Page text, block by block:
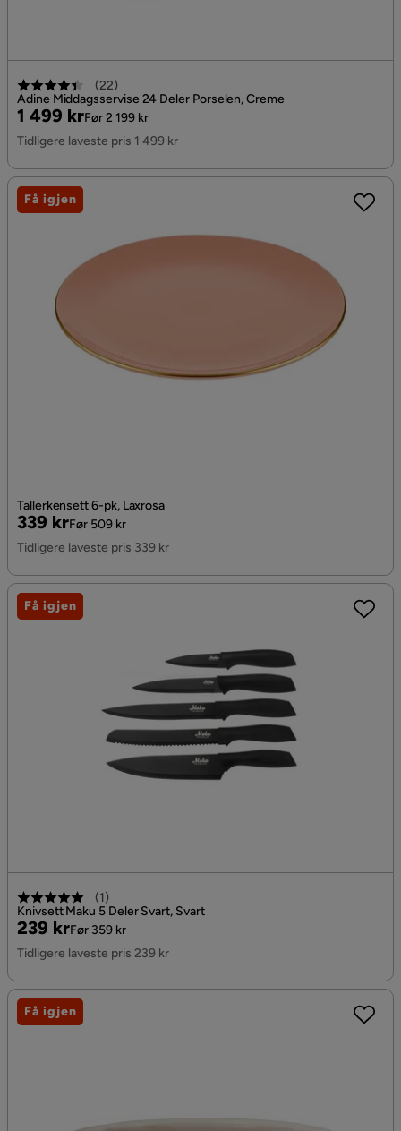
(22)
Adine Middagsservise 24 Deler Porselen, Creme
Pris
1 499 kr
Original
Pris
Før 2 199 kr
Tidligere laveste pris 1 499 kr
Tallerkensett 6-pk, Laxrosa
Pris
339 kr
Original
Pris
Før 509 kr
Tidligere laveste pris 339 kr
Få igjen
(1)
Knivsett Maku 5 Deler Svart, Svart
Pris
239 kr
Original
Pris
Før 359 kr
Tidligere laveste pris 239 kr
Få igjen
Få igjen